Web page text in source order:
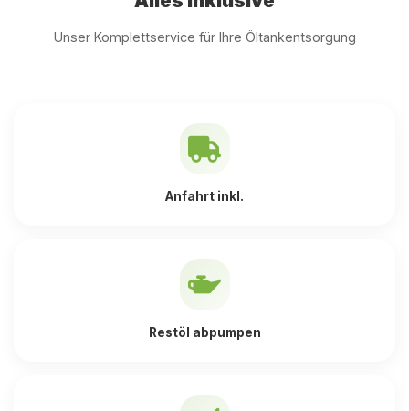
Unser Komplettservice für Ihre Öltankentsorgung
Anfahrt inkl.
Restöl abpumpen